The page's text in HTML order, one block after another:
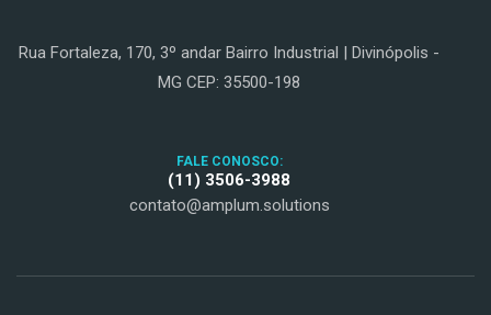
Rua Fortaleza, 170, 3º andar Bairro Industrial | Divinópolis -
MG CEP: 35500-198
FALE CONOSCO:
(11) 3506-3988
contato@amplum.solutions